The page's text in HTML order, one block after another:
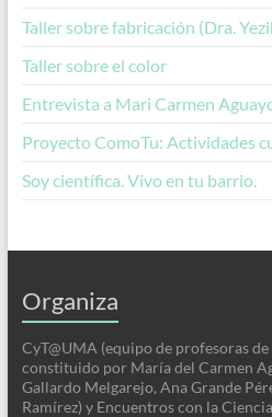
Taller sobre fabricación (Dra.
Taller sobre el color
Entrevista a Mari Carmen
Proyecto ComoTu: Actividades
Soy científica. Vivo en tu barrio.
Organiza
CyT@UMA (equipo de profesoras
constituido por María del Carmen
Gallardo Melgarejo, Ana Grande
Ramírez) y Encuentros con la